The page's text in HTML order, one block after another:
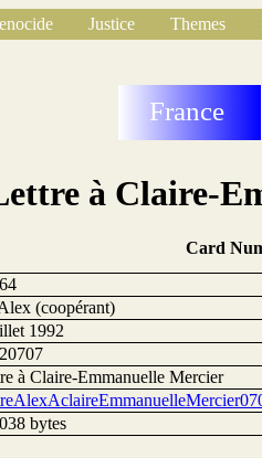
Justice Themes
France
à Claire-
Card
(coopérant)
1992
à Claire-Emmanuelle Mercier
bytes